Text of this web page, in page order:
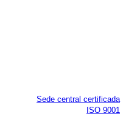
Sede central certificada
ISO 9001